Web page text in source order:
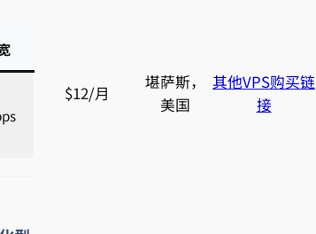
$12/月
堪萨斯，
美国
其他VPS购买链
接